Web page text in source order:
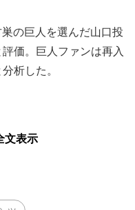
の巨人を選んだ山口投
価。巨人ファンは再入
析した。
文表示